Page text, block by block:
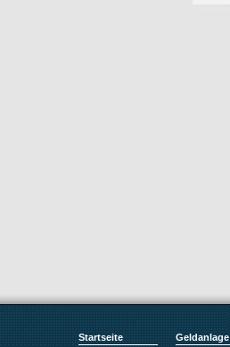
Startseite Geldanlage